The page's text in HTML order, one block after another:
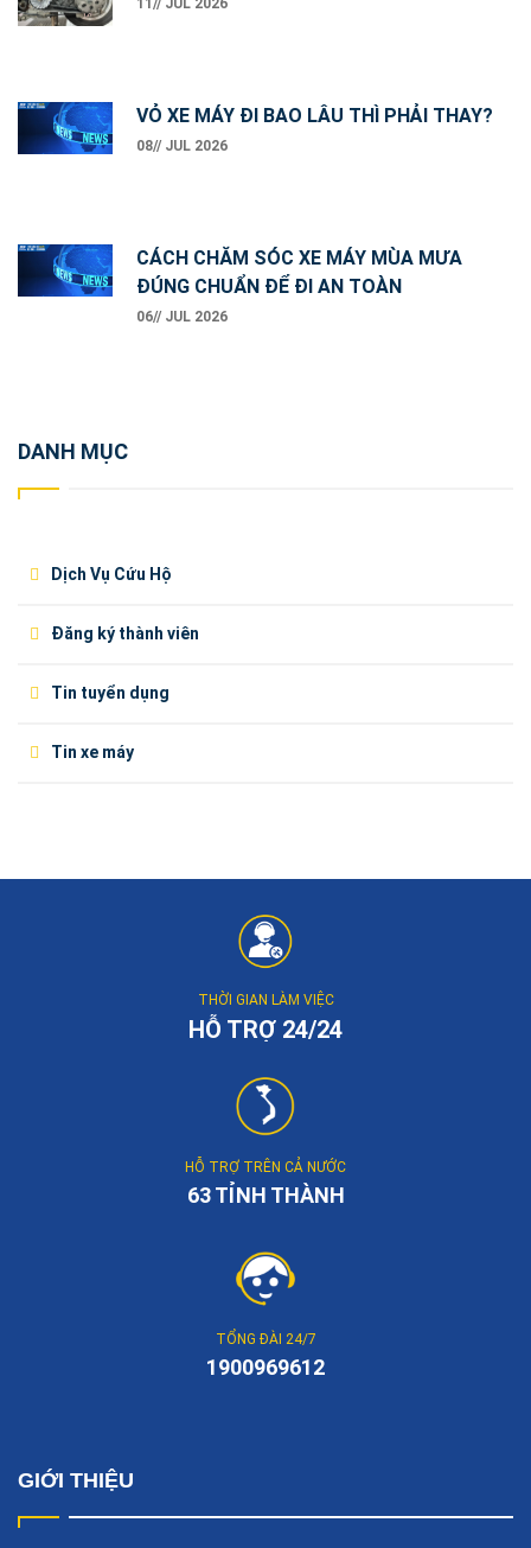
VỎ XE MÁY ĐI BAO LÂU THÌ PHẢI THAY?
08// JUL 2026
CÁCH CHĂM SÓC XE MÁY MÙA MƯA
ĐÚNG CHUẨN ĐỂ ĐI AN TOÀN
06// JUL 2026
DANH MỤC
Dịch Vụ Cứu Hộ
Đăng ký thành viên
Tin tuyển dụng
Tin xe máy
THỜI GIAN LÀM VIỆC
HỖ TRỢ 24/24
HỖ TRỢ TRÊN CẢ NƯỚC
63 TỈNH THÀNH
TỔNG ĐÀI 24/7
1900969612
GIỚI THIỆU